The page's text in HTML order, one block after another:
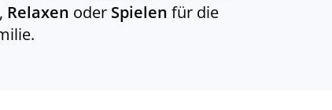
, Relaxen oder Spielen für die